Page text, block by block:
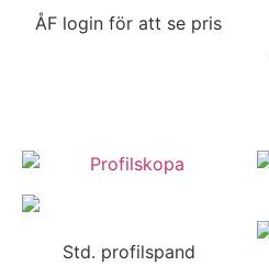
ÅF login för att se pris
Std. profilspand